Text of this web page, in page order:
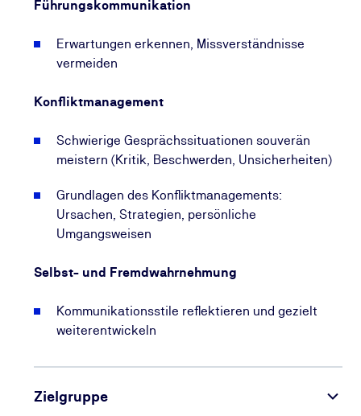
Führungskommunikation
Erwartungen erkennen, Missverständnisse
vermeiden
Konfliktmanagement
Schwierige Gesprächssituationen souverän
meistern (Kritik, Beschwerden, Unsicherheiten)
Grundlagen des Konfliktmanagements:
Ursachen, Strategien, persönliche
Umgangsweisen
Selbst- und Fremdwahrnehmung
Kommunikationsstile reflektieren und gezielt
weiterentwickeln
Zielgruppe